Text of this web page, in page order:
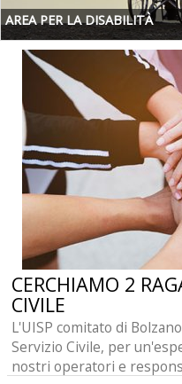
AREA PER LA DISABILITÀ
CERCHIAMO 2
CIVILE
L'UISP comitato di
Servizio Civile, per
nostri operatori e